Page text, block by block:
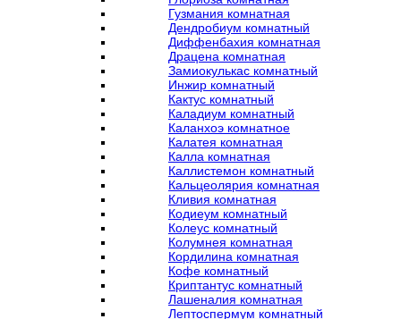
Гузмания комнатная
Дендробиум комнатный
Диффенбахия комнатная
Драцена комнатная
Замиокулькас комнатный
Инжир комнатный
Кактус комнатный
Каладиум комнатный
Каланхоэ комнатное
Калатея комнатная
Калла комнатная
Каллистемон комнатный
Кальцеолярия комнатная
Кливия комнатная
Кодиеум комнатный
Колеус комнатный
Колумнея комнатная
Кордилина комнатная
Кофе комнатный
Криптантус комнатный
Лашеналия комнатная
Лептоспермум комнатный